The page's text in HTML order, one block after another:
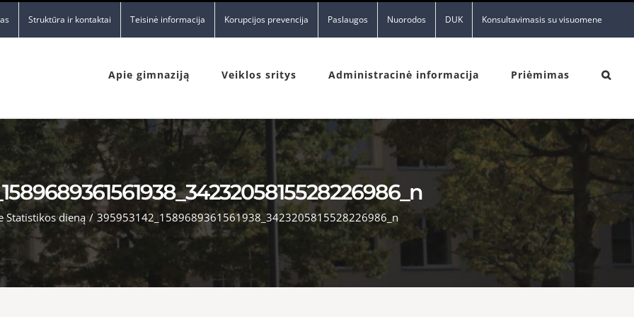
Struktūra ir kontaktai Teisinė informacija Korupcijos prevencija Paslaugos Nuorodos DUK Konsultavimasis su visuomene
Apie gimnaziją Veiklos sritys Administracinė informacija Priėmimas
Statistikos dieną / 395953142_1589689361561938_3423205815528226986_n